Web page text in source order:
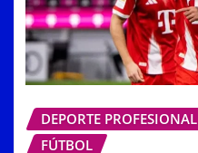
DEPORTE PROFESIONAL
FÚTBOL